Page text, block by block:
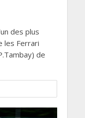
des plus
les Ferrari
de